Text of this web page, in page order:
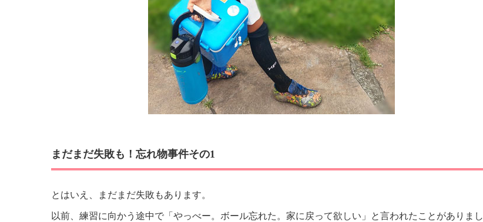
まだまだ失敗も！忘れ物事件その1
とはいえ、まだまだ失敗もあります。
以前、練習に向かう途中で「やっべー。ボール忘れた。家に戻って欲しい」と言われたことがありまし